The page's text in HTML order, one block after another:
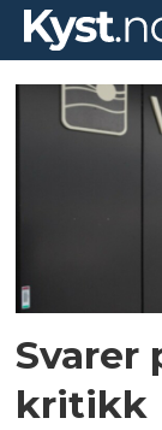
Tag:
Svarer
kritikk